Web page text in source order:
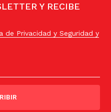
Y RECIBE
de Privacidad y Seguridad y